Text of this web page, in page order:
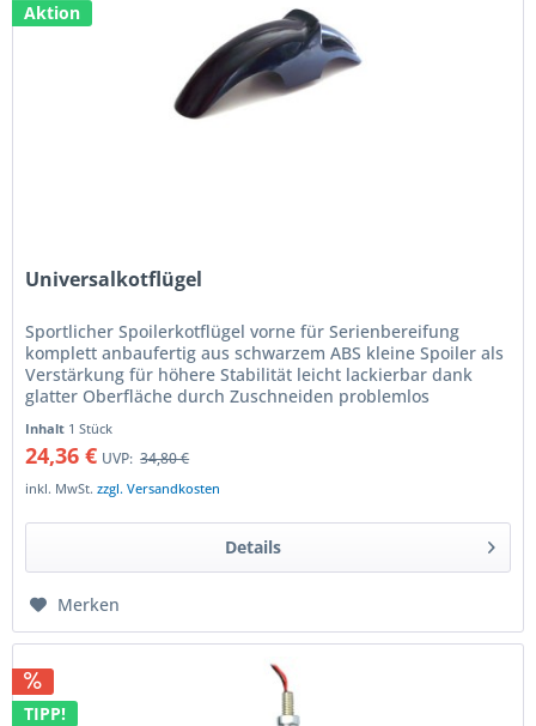
Aktion
Universalkotflügel
Sportlicher Spoilerkotflügel vorne für Serienbereifung
komplett anbaufertig aus schwarzem ABS kleine Spoiler als
Verstärkung für höhere Stabilität leicht lackierbar dank
glatter Oberfläche durch Zuschneiden problemlos
Inhalt 1 Stück
24,36 € UVP: 34,80 €
inkl. MwSt.zzgl. Versandkosten
Details
Merken
TIPP!